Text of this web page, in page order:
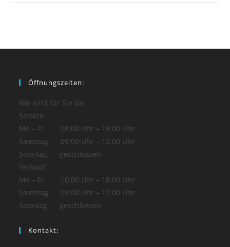
Öffnungszeiten:
Wir sind für Sie da:
Service:
Mo – Fr 08:00 Uhr – 18:00 Uhr
Samstag 09:00 Uhr – 12:00 Uhr
Sonntag geschlossen
Verkauf:
Mo – Fr 10:00 Uhr – 18:00 Uhr
Samstag 09:00 Uhr – 12:00 Uhr
Sonntag geschlossen
Kontakt: